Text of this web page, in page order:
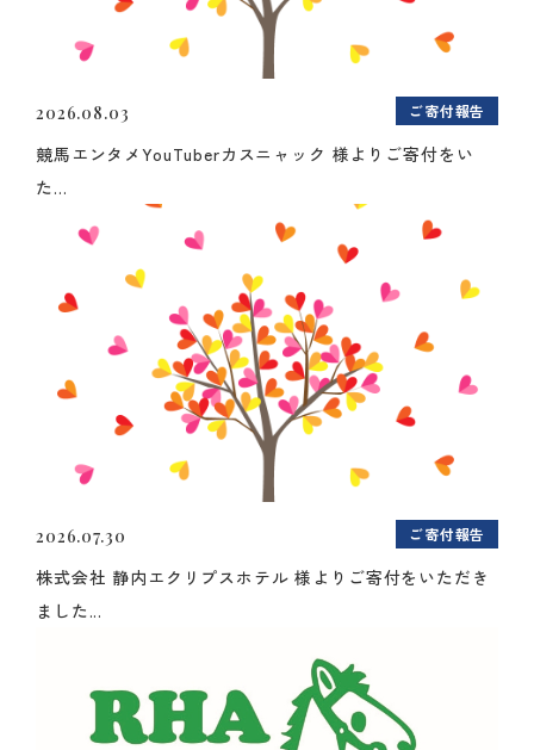
2026.08.03 ご寄付報告
競馬エンタメYouTuberカスニャック 様よりご寄付をい
た...
2026.07.30 ご寄付報告
株式会社 静内エクリプスホテル 様よりご寄付をいただき
ました...